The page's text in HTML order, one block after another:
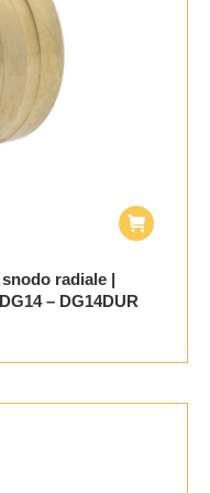
radiale |
– DG14DUR